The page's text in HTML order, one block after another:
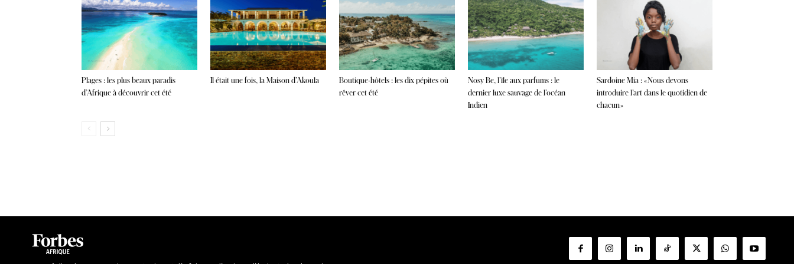
Plages : les plus beaux paradis
d’Afrique à découvrir cet été
Il était une fois, la Maison d’Akoula
Boutique-hôtels : les dix pépites où
rêver cet été
Nosy Be, l’île aux parfums : le
dernier luxe sauvage de l’océan
Indien
Sardoine Mia : « Nous devons
introduire l’art dans le quotidien de
chacun »